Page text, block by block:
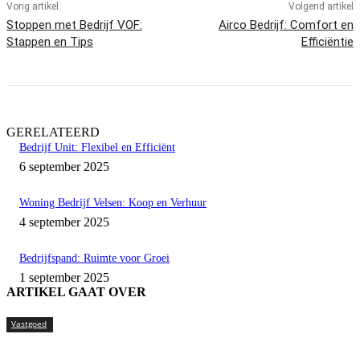
Vorig artikel
Stoppen met Bedrijf VOF:
Stappen en Tips
Volgend artikel
Airco Bedrijf: Comfort en
Efficiëntie
GERELATEERD
Bedrijf Unit: Flexibel en Efficiënt
6 september 2025
Woning Bedrijf Velsen: Koop en Verhuur
4 september 2025
Bedrijfspand: Ruimte voor Groei
1 september 2025
ARTIKEL GAAT OVER
Vastgoed